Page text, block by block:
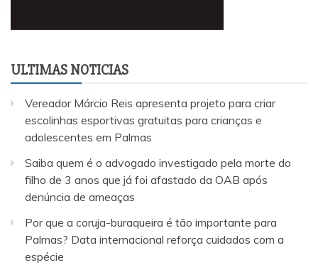
ULTIMAS NOTICIAS
Vereador Márcio Reis apresenta projeto para criar
escolinhas esportivas gratuitas para crianças e
adolescentes em Palmas
Saiba quem é o advogado investigado pela morte do
filho de 3 anos que já foi afastado da OAB após
denúncia de ameaças
Por que a coruja-buraqueira é tão importante para
Palmas? Data internacional reforça cuidados com a
espécie